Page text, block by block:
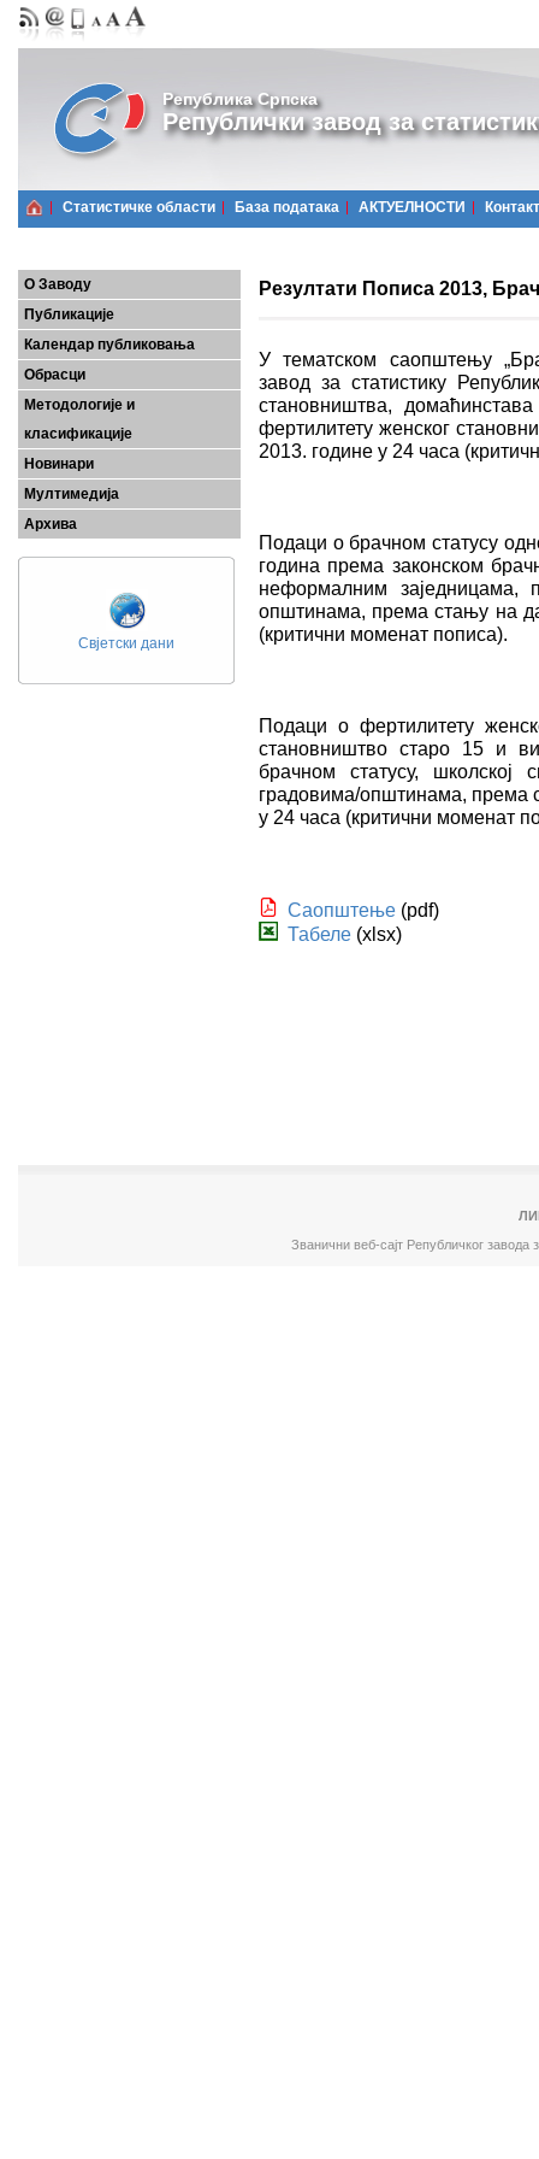
Република Српска
Републички завод за
Статистичке области Базa података АКТУЕЛНОСТИ Контакт
О Заводу
Публикације
Календар публиковања
Обрасци
Методологије и
класификације
Новинари
Мултимедија
Архива
Свјетски дани
Резултати Пописа 2013,
У тематском саопштењу
завод за статистику
становништва,
фертилитету женског
2013. године у 24 часа
Подаци о брачном статусу
година према законском
неформалним заједницама,
општинама, према стању на
(критични моменат пописа).
Подаци о фертилитету
становништво старо 15 и
брачном статусу,
градовима/општинама, према
у 24 часа (критични моменат
Саопштење (pdf)
Табеле (xlsx)
Званични веб-сајт Републичког